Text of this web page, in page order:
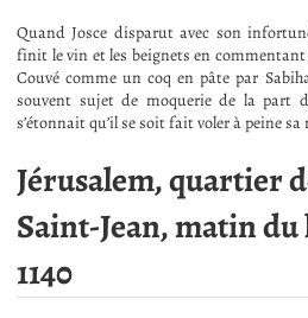
Quand Josce disparut avec son
finit le vin et les beignets en
Couvé comme un coq en pâte par
souvent sujet de moquerie de la part
s’étonnait qu’il se soit fait voler à peine sa
Jérusalem, quartier
Saint-Jean, matin
1140